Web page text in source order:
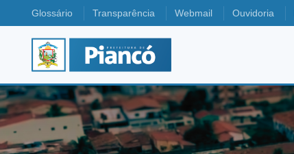
Glossário Transparência Webmail Ouvidoria